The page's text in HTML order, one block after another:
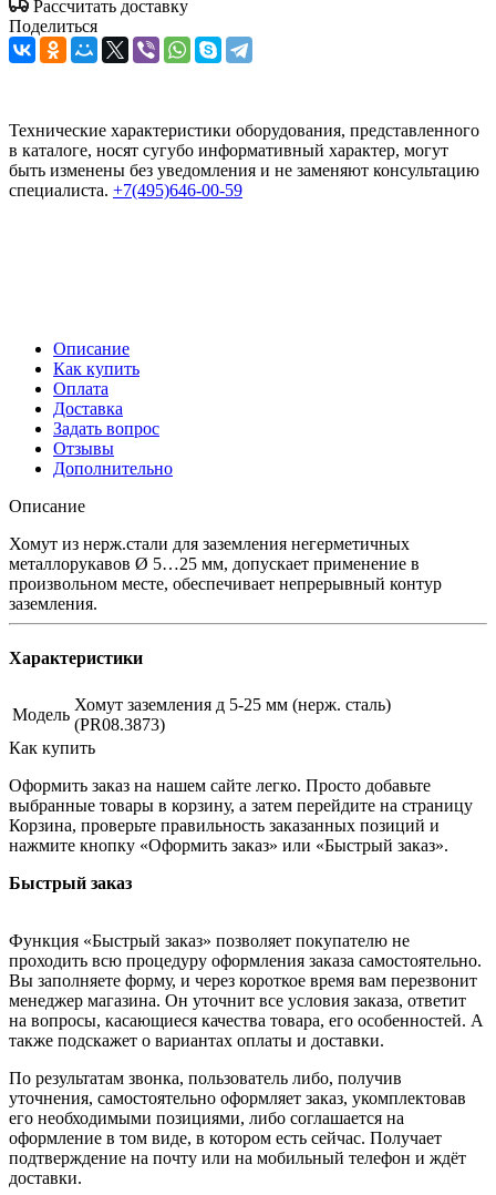
Рассчитать доставку
Поделиться
Технические характеристики оборудования, представленного
в каталоге, носят сугубо информативный характер, могут
быть изменены без уведомления и не заменяют консультацию
специалиста. +7(495)646-00-59
Описание
Как купить
Оплата
Доставка
Задать вопрос
Отзывы
Дополнительно
Описание
Хомут из нерж.стали для заземления негерметичных
металлорукавов Ø 5…25 мм, допускает применение в
произвольном месте, обеспечивает непрерывный контур
заземления.
Характеристики
Модель
Хомут заземления д 5-25 мм (нерж. сталь)
(PR08.3873)
Как купить
Оформить заказ на нашем сайте легко. Просто добавьте
выбранные товары в корзину, а затем перейдите на страницу
Корзина, проверьте правильность заказанных позиций и
нажмите кнопку «Оформить заказ» или «Быстрый заказ».
Быстрый заказ
Функция «Быстрый заказ» позволяет покупателю не
проходить всю процедуру оформления заказа самостоятельно.
Вы заполняете форму, и через короткое время вам перезвонит
менеджер магазина. Он уточнит все условия заказа, ответит
на вопросы, касающиеся качества товара, его особенностей. А
также подскажет о вариантах оплаты и доставки.
По результатам звонка, пользователь либо, получив
уточнения, самостоятельно оформляет заказ, укомплектовав
его необходимыми позициями, либо соглашается на
оформление в том виде, в котором есть сейчас. Получает
подтверждение на почту или на мобильный телефон и ждёт
доставки.